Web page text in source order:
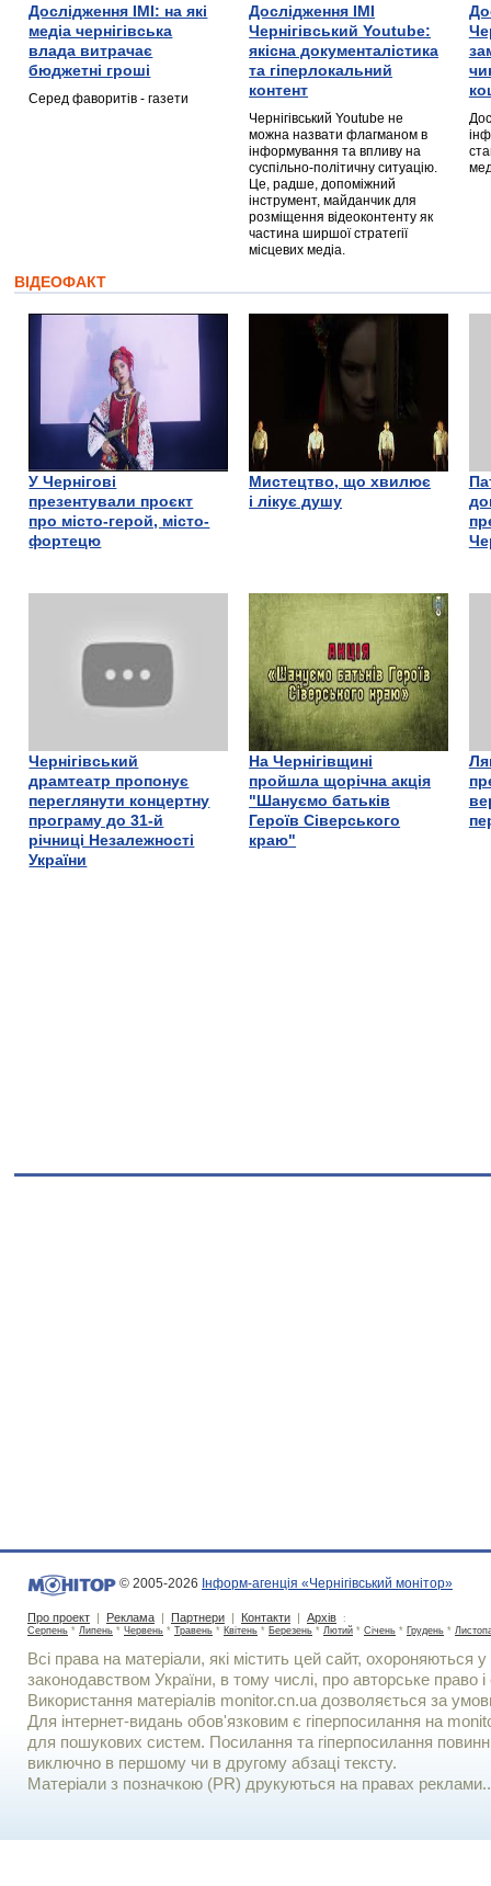
Дослідження ІМІ: на які
медіа чернігівська
влада витрачає
бюджетні гроші
Серед фаворитів - газети
Дослідження ІМІ
Чернігівський Youtube:
якісна документалістика
та гіперлокальний
контент
Чернігівський Youtube не
можна назвати флагманом в
інформування та впливу на
суспільно-політичну ситуацію.
Це, радше, допоміжний
інструмент, майданчик для
розміщення відеоконтенту як
частина ширшої стратегії
місцевих медіа.
ВІДЕОФАКТ
У Чернігові
презентували проєкт
про місто-герой, місто-
фортецю
Мистецтво, що хвилює
і лікує душу
Чернігівський
драмтеатр пропонує
переглянути концертну
програму до 31-й
річниці Незалежності
України
На Чернігівщині
пройшла щорічна акція
"Шануємо батьків
Героїв Сіверського
краю"
© 2005-2026 Інформ-агенція «Чернігівський монітор»
Про проект | Реклама | Партнери | Контакти | Архів :
Серпень * Липень * Червень * Травень * Квітень * Березень * Лютий * Січень * Грудень *
Всі права на матеріали, які містить цей сайт, охороняються у
законодавством України, в тому числі, про авторське право і
Використання матерiалiв monitor.cn.ua дозволяється за
Для iнтернет-видань обов'язковим є гiперпосилання на
для пошукових систем. Посилання та гіперпосилання
виключно в першому чи в другому абзаці тексту.
Матеріали з позначкою (PR) друкуються на правах реклами..